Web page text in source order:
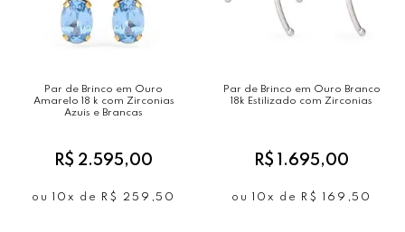
Par de Brinco em Ouro
Amarelo 18 k com Zirconias
Azuis e Brancas
R$ 2.595,00
ou 10x de R$ 259,50
Par de Brinco em Ouro Branco
18k Estilizado com Zirconias
R$ 1.695,00
ou 10x de R$ 169,50